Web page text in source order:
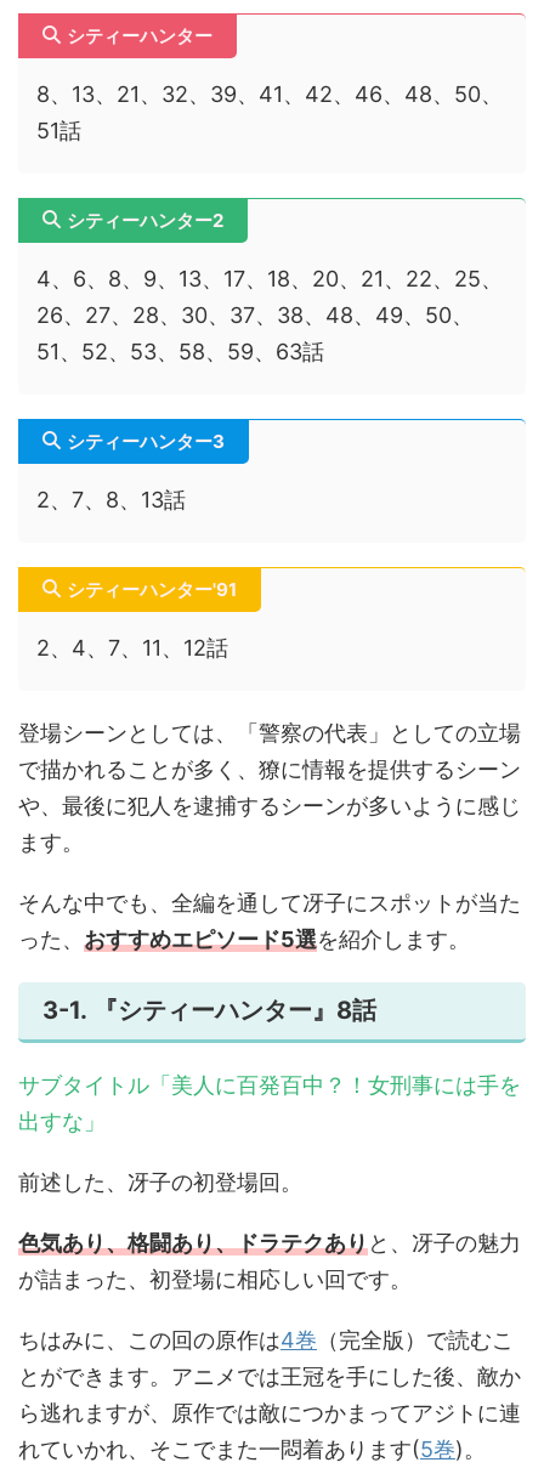
シティーハンター
8、13、21、32、39、41、42、46、48、50、
51話
シティーハンター2
4、6、8、9、13、17、18、20、21、22、25、
26、27、28、30、37、38、48、49、50、
51、52、53、58、59、63話
シティーハンター3
2、7、8、13話
シティーハンター'91
2、4、7、11、12話
登場シーンとしては、「警察の代表」としての立場
で描かれることが多く、獠に情報を提供するシーン
や、最後に犯人を逮捕するシーンが多いように感じ
ます。
そんな中でも、全編を通して冴子にスポットが当た
った、 おすすめエピソード5選を紹介します。
3-1. 『シティーハンター』8話
サブタイトル「美人に百発百中？！女刑事には手を
出すな」
前述した、冴子の初登場回。
色気あり、格闘あり、ドラテクありと、冴子の魅力
が詰まった、初登場に相応しい回です。
ちはみに、この回の原作は4巻 （完全版）で読むこ
とができます。アニメでは王冠を手にした後、敵か
ら逃れますが、原作では敵につかまってアジトに連
れていかれ、そこでまた一悶着あります(5巻)。